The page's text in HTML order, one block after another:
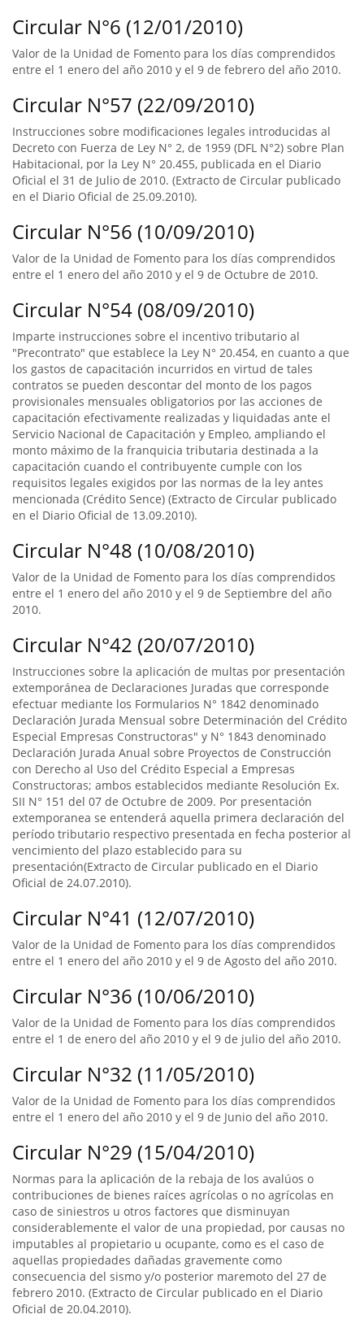
Circular N°6 (12/01/2010)
Valor de la Unidad de Fomento para los días comprendidos
entre el 1 enero del año 2010 y el 9 de febrero del año 2010.
Circular N°57 (22/09/2010)
Instrucciones sobre modificaciones legales introducidas al
Decreto con Fuerza de Ley N° 2, de 1959 (DFL N°2) sobre Plan
Habitacional, por la Ley N° 20.455, publicada en el Diario
Oficial el 31 de Julio de 2010. (Extracto de Circular publicado
en el Diario Oficial de 25.09.2010).
Circular N°56 (10/09/2010)
Valor de la Unidad de Fomento para los días comprendidos
entre el 1 enero del año 2010 y el 9 de Octubre de 2010.
Circular N°54 (08/09/2010)
Imparte instrucciones sobre el incentivo tributario al
"Precontrato" que establece la Ley N° 20.454, en cuanto a que
los gastos de capacitación incurridos en virtud de tales
contratos se pueden descontar del monto de los pagos
provisionales mensuales obligatorios por las acciones de
capacitación efectivamente realizadas y liquidadas ante el
Servicio Nacional de Capacitación y Empleo, ampliando el
monto máximo de la franquicia tributaria destinada a la
capacitación cuando el contribuyente cumple con los
requisitos legales exigidos por las normas de la ley antes
mencionada (Crédito Sence) (Extracto de Circular publicado
en el Diario Oficial de 13.09.2010).
Circular N°48 (10/08/2010)
Valor de la Unidad de Fomento para los días comprendidos
entre el 1 enero del año 2010 y el 9 de Septiembre del año
2010.
Circular N°42 (20/07/2010)
Instrucciones sobre la aplicación de multas por presentación
extemporánea de Declaraciones Juradas que corresponde
efectuar mediante los Formularios N° 1842 denominado
Declaración Jurada Mensual sobre Determinación del Crédito
Especial Empresas Constructoras" y N° 1843 denominado
Declaración Jurada Anual sobre Proyectos de Construcción
con Derecho al Uso del Crédito Especial a Empresas
Constructoras; ambos establecidos mediante Resolución Ex.
SII N° 151 del 07 de Octubre de 2009. Por presentación
extemporanea se entenderá aquella primera declaración del
período tributario respectivo presentada en fecha posterior al
vencimiento del plazo establecido para su
presentación(Extracto de Circular publicado en el Diario
Oficial de 24.07.2010).
Circular N°41 (12/07/2010)
Valor de la Unidad de Fomento para los días comprendidos
entre el 1 enero del año 2010 y el 9 de Agosto del año 2010.
Circular N°36 (10/06/2010)
Valor de la Unidad de Fomento para los días comprendidos
entre el 1 de enero del año 2010 y el 9 de julio del año 2010.
Circular N°32 (11/05/2010)
Valor de la Unidad de Fomento para los días comprendidos
entre el 1 enero del año 2010 y el 9 de Junio del año 2010.
Circular N°29 (15/04/2010)
Normas para la aplicación de la rebaja de los avalúos o
contribuciones de bienes raíces agrícolas o no agrícolas en
caso de siniestros u otros factores que disminuyan
considerablemente el valor de una propiedad, por causas no
imputables al propietario u ocupante, como es el caso de
aquellas propiedades dañadas gravemente como
consecuencia del sismo y/o posterior maremoto del 27 de
febrero 2010. (Extracto de Circular publicado en el Diario
Oficial de 20.04.2010).